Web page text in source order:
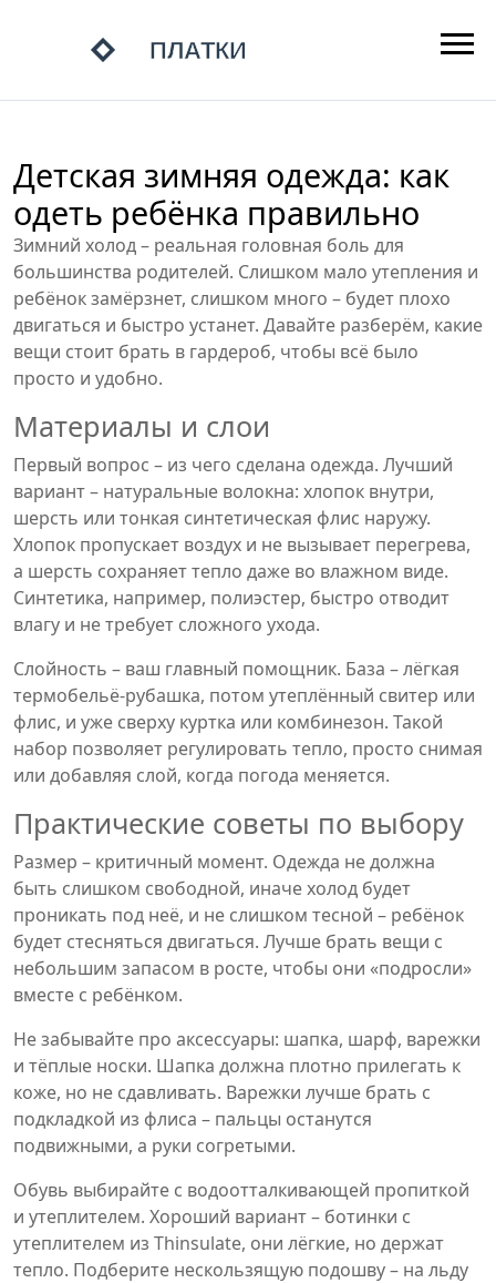
Детская зимняя одежда: как
одеть ребёнка правильно
Зимний холод – реальная головная боль для
большинства родителей. Слишком мало утепления и
ребёнок замёрзнет, слишком много – будет плохо
двигаться и быстро устанет. Давайте разберём, какие
вещи стоит брать в гардероб, чтобы всё было
просто и удобно.
Материалы и слои
Первый вопрос – из чего сделана одежда. Лучший
вариант – натуральные волокна: хлопок внутри,
шерсть или тонкая синтетическая флис наружу.
Хлопок пропускает воздух и не вызывает перегрева,
а шерсть сохраняет тепло даже во влажном виде.
Синтетика, например, полиэстер, быстро отводит
влагу и не требует сложного ухода.
Слойность – ваш главный помощник. База – лёгкая
термобельё‑рубашка, потом утеплённый свитер или
флис, и уже сверху куртка или комбинезон. Такой
набор позволяет регулировать тепло, просто снимая
или добавляя слой, когда погода меняется.
Практические советы по выбору
Размер – критичный момент. Одежда не должна
быть слишком свободной, иначе холод будет
проникать под неё, и не слишком тесной – ребёнок
будет стесняться двигаться. Лучше брать вещи с
небольшим запасом в росте, чтобы они «подросли»
вместе с ребёнком.
Не забывайте про аксессуары: шапка, шарф, варежки
и тёплые носки. Шапка должна плотно прилегать к
коже, но не сдавливать. Варежки лучше брать с
подкладкой из флиса – пальцы останутся
подвижными, а руки согретыми.
Обувь выбирайте с водоотталкивающей пропиткой
и утеплителем. Хороший вариант – ботинки с
утеплителем из Thinsulate, они лёгкие, но держат
тепло. Подберите нескользящую подошву – на льду